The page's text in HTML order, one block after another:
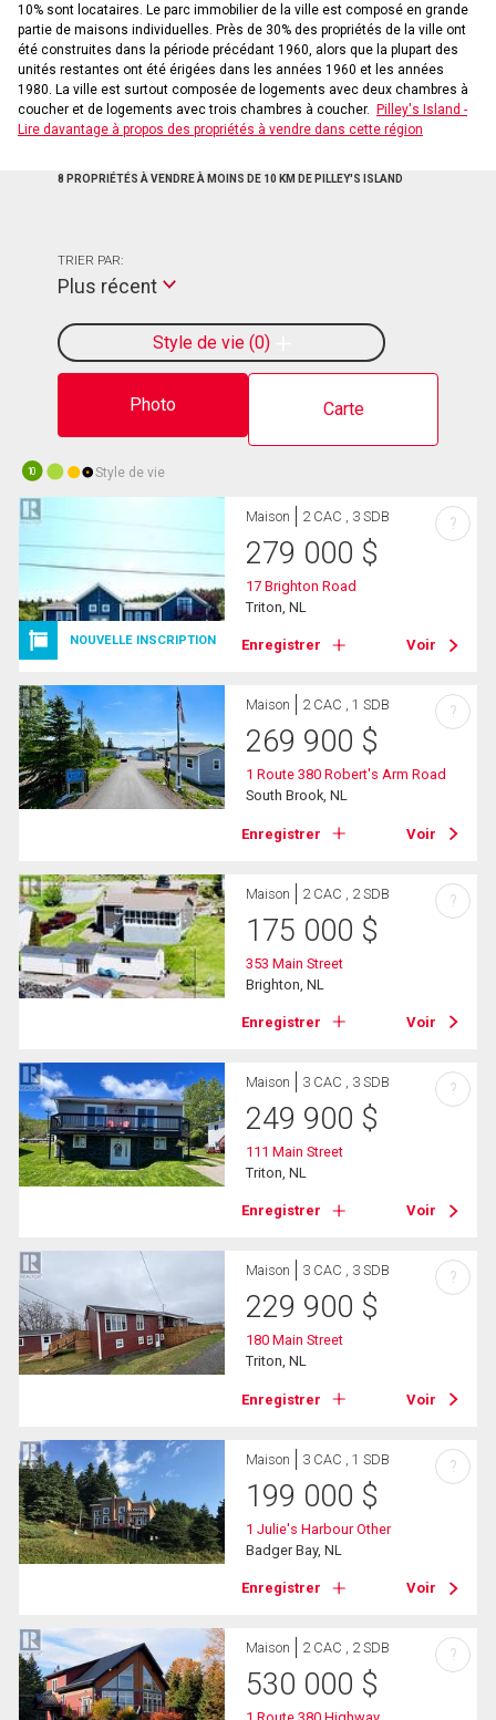
10% sont locataires. Le parc immobilier de la ville est composé en grande
partie de maisons individuelles. Près de 30% des propriétés de la ville ont
été construites dans la période précédant 1960, alors que la plupart des
unités restantes ont été érigées dans les années 1960 et les années
1980. La ville est surtout composée de logements avec deux chambres à
coucher et de logements avec trois chambres à coucher.
Pilley's Island -
Lire davantage à propos des propriétés à vendre dans cette région
8 PROPRIÉTÉS À VENDRE À MOINS DE 10 KM DE PILLEY'S ISLAND
Photo Carte
Style de vie 0
TRIER PAR:
Plus récent
10 Style de vie
NOUVELLE INSCRIPTION
Maison 2 CAC , 3 SDB
279 000 $
17 Brighton Road
Triton, NL
Enregistrer Voir
?
Maison 2 CAC , 1 SDB
269 900 $
1 Route 380 Robert's Arm Road
South Brook, NL
Enregistrer Voir
?
Maison 2 CAC , 2 SDB
175 000 $
353 Main Street
Brighton, NL
Enregistrer Voir
?
Maison 3 CAC , 3 SDB
249 900 $
111 Main Street
Triton, NL
Enregistrer Voir
?
Maison 3 CAC , 3 SDB
229 900 $
180 Main Street
Triton, NL
Enregistrer Voir
?
Maison 3 CAC , 1 SDB
199 000 $
1 Julie's Harbour Other
Badger Bay, NL
Enregistrer Voir
?
Maison 2 CAC , 2 SDB
530 000 $
?